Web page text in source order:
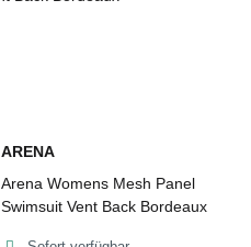
ARENA
Arena Womens Mesh Panel
Swimsuit Vent Back Bordeaux